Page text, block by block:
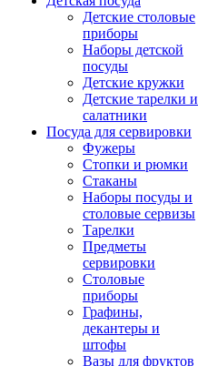
Детские столовые
приборы
Наборы детской
посуды
Детские кружки
Детские тарелки и
салатники
Посуда для сервировки
Фужеры
Стопки и рюмки
Стаканы
Наборы посуды и
столовые сервизы
Тарелки
Предметы
сервировки
Столовые
приборы
Графины,
декантеры и
штофы
Вазы для фруктов